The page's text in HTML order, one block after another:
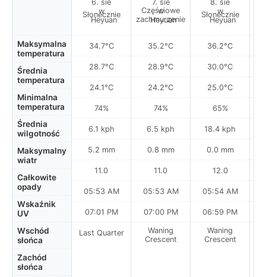
Maksymalna
temperatura
Średnia
temperatura
Minimalna
temperatura
Średnia
wilgotność
Maksymalny
wiatr
Całkowite
opady
Wskaźnik
UV
Wschód
słońca
Zachód
słońca
Słonecznie
34.7°C
28.7°C
24.1°C
74%
6.1 kph
5.2 mm
11.0
05:53 AM
07:01 PM
Last Quarter
Częściowe
zachmurzenie
35.2°C
28.9°C
24.2°C
74%
6.5 kph
0.8 mm
11.0
05:53 AM
07:00 PM
Waning
Crescent
Słonecznie
36.2°C
30.0°C
25.0°C
65%
18.4 kph
0.0 mm
12.0
05:54 AM
06:59 PM
Waning
Crescent